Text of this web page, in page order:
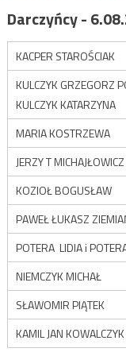
Darczyńcy -
KACPER STAROŚCIAK
KULCZYK GRZEGORZ
KULCZYK KATARZYNA
MARIA KOSTRZEWA
JERZY T MICHAJŁOWICZ
KOZIOŁ BOGUSŁAW
PAWEŁ ŁUKASZ
POTERA LIDIA i
NIEMCZYK MICHAŁ
SŁAWOMIR PIĄTEK
KAMIL JAN KOWALCZYK